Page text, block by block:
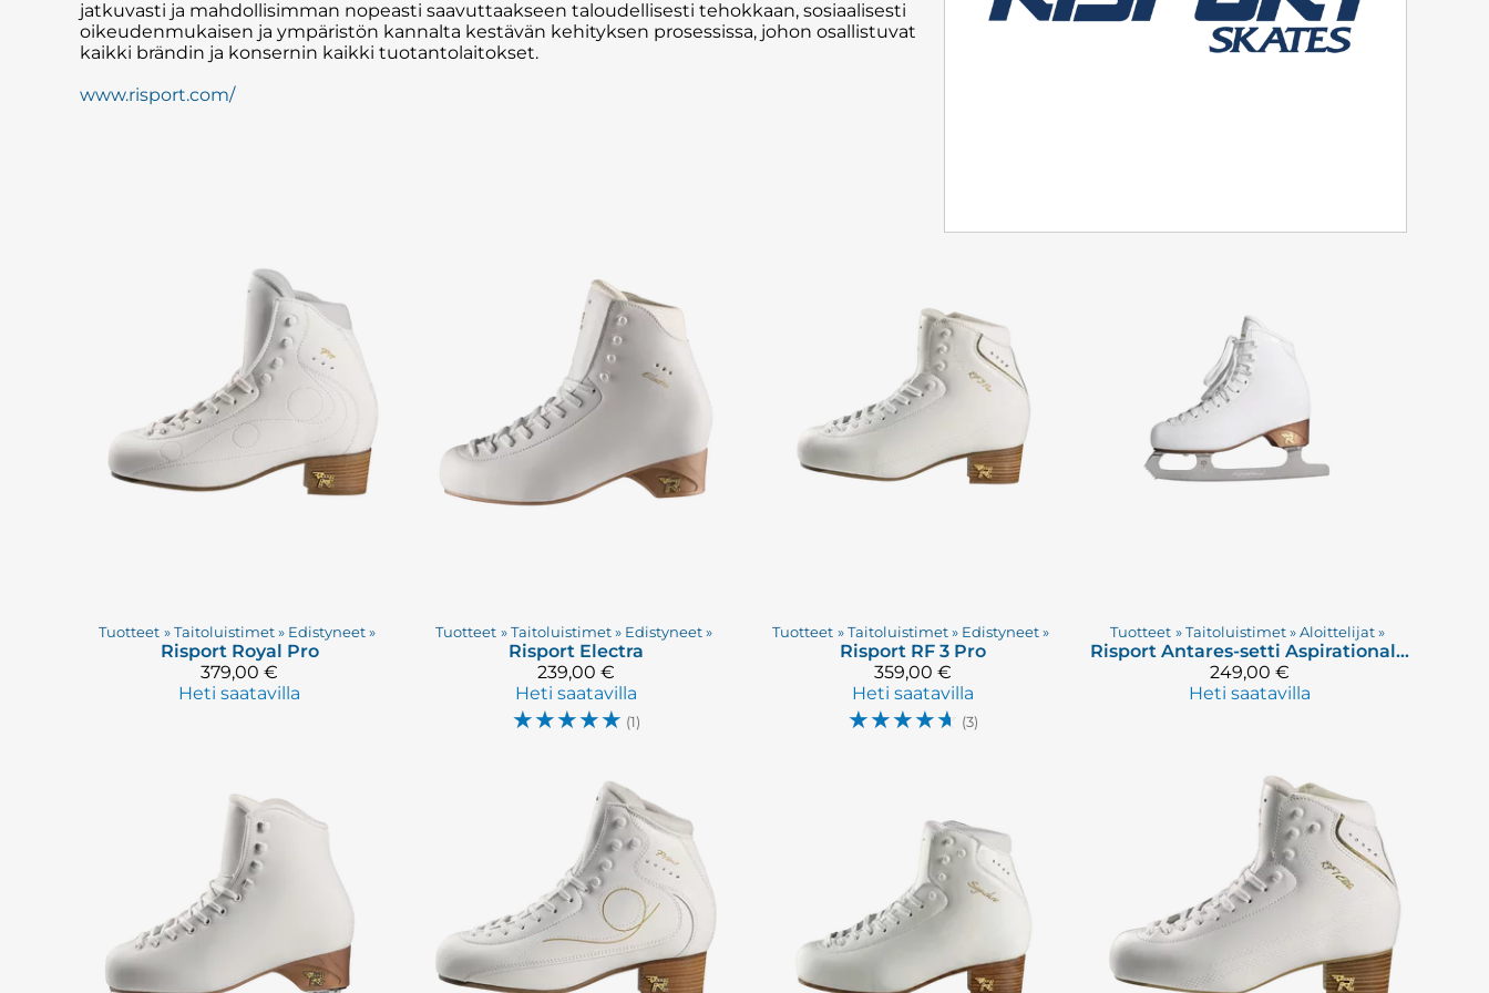
jatkuvasti ja mahdollisimman nopeasti saavuttaakseen taloudellisesti tehokkaan, sosiaalisesti
oikeudenmukaisen ja ympäristön kannalta kestävän kehityksen prosessissa, johon osallistuvat
kaikki brändin ja konsernin kaikki tuotantolaitokset.
www.risport.com/
Tuotteet ‪» Taitoluistimet‪» Edistyneet ‪»
Risport Royal Pro
379,00 €
Heti saatavilla
Tuotteet ‪» Taitoluistimet‪» Edistyneet ‪»
Risport Electra
239,00 €
Heti saatavilla
☆☆☆☆☆ (1)
Tuotteet ‪» Taitoluistimet‪» Edistyneet ‪»
Risport RF 3 Pro
359,00 €
Heti saatavilla
☆☆☆☆☆ (3)
Tuotteet ‪» Taitoluistimet‪»Aloittelijat ‪»
Risport
Antares-setti Aspirational- perusterällä
249,00 €
Heti saatavilla